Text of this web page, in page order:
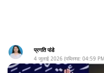
प्रगति पांडे
4 जुलाई 2026 (पब्लिश्ड: 04:59 PM